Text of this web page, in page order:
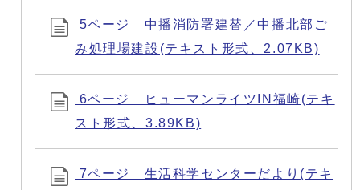
5ページ 中播消防署建替／中播北部ご
み処理場建設(テキスト形式、2.07KB)
6ページ ヒューマンライツIN福崎(テキ
スト形式、3.89KB)
7ページ 生活科学センターだより(テキ